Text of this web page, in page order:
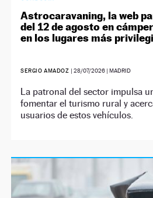
Astrocaravaning, la web
del 12 de agosto en
en los lugares más
SERGIO AMADOZ |28/07/2026 | MADRID
La patronal del sector impulsa
fomentar el turismo rural y
usuarios de estos vehículos.